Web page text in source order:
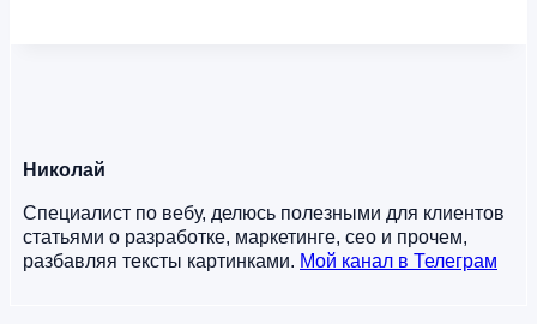
Николай
Специалист по вебу, делюсь полезными для клиентов
статьями о разработке, маркетинге, сео и прочем,
разбавляя тексты картинками. Мой канал в Телеграм